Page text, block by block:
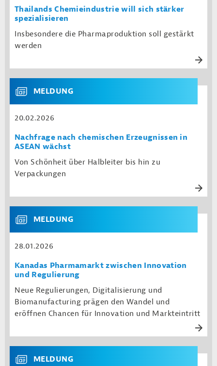
Thailands Chemieindustrie will sich stärker
spezialisieren
Insbesondere die Pharmaproduktion soll gestärkt
werden
MELDUNG
20.02.2026
Nachfrage nach chemischen Erzeugnissen in
ASEAN wächst
Von Schönheit über Halbleiter bis hin zu
Verpackungen
MELDUNG
28.01.2026
Kanadas Pharmamarkt zwischen Innovation
und Regulierung
Neue Regulierungen, Digitalisierung und
Biomanufacturing prägen den Wandel und
eröffnen Chancen für Innovation und Markteintritt
MELDUNG